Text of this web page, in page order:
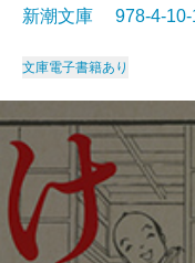
新潮文庫 978-4-
文庫電子書籍あり